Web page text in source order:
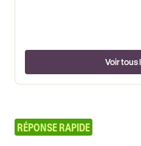
Voir tous
RÉPONSE RAPIDE